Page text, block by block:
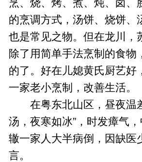
烹、烧、烤、煮、炖、卤、
的烹调方式，汤饼、烧饼、
也是常见之物。但在龙川，
除了用简单手法烹制的食物
的了。好在儿媳黄氏厨艺好
一家老小烹制，改善生活。
在粤东北山区，昼夜温
汤，夜寒如冰”，时发瘴气
辙一家人大半病倒，因缺医
言。